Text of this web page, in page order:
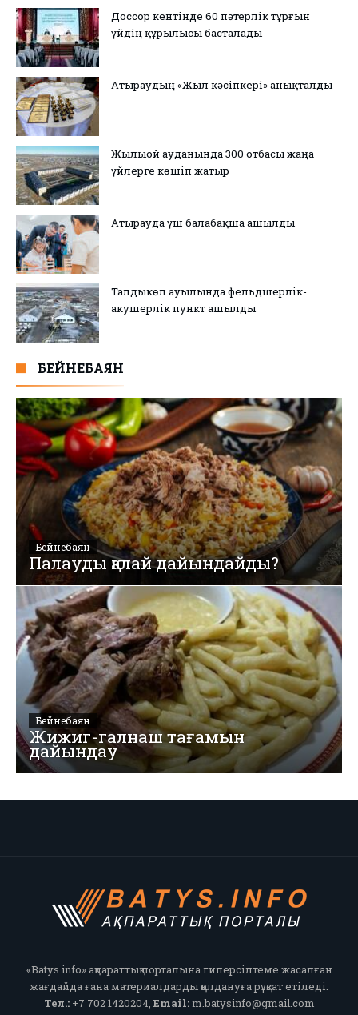
Доссор кентінде 60 пәтерлік тұрғын
үйдің құрылысы басталады
Атыраудың «Жыл кәсіпкері» анықталды
Жылыой ауданында 300 отбасы жаңа
үйлерге көшіп жатыр
Атырауда үш балабақша ашылды
Талдыкөл ауылында фельдшерлік-
акушерлік пункт ашылды
БЕЙНЕБАЯН
Бейнебаян
Палауды қалай дайындайды?
Бейнебаян
Жижиг-галнаш тағамын
дайындау
«Batys.info» ақпараттық порталына гиперсілтеме жасалған
жағдайда ғана материалдарды қолдануға рұқсат етіледі.
Тел.:+7 702 1420204, Email:m.batysinfo@gmail.com